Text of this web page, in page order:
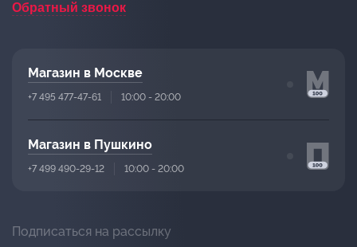
Обратный звонок
Магазин в Москве
+7 495 477-47-61 10:00 - 20:00
Магазин в Пушкино
+7 499 490-29-12 10:00 - 20:00
Подписаться на рассылку